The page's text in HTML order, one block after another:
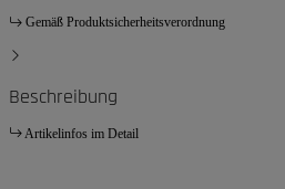
Gemäß Produktsicherheitsverordnung
Beschreibung
Artikelinfos im Detail